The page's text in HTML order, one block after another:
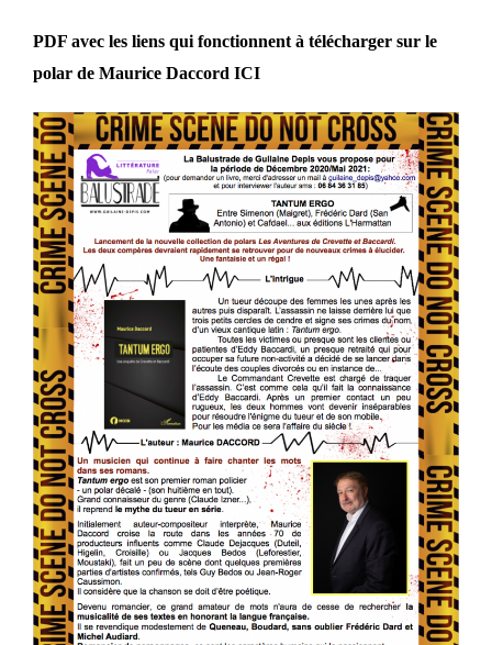
PDF avec les liens qui fonctionnent à télécharger sur le
polar de Maurice Daccord ICI